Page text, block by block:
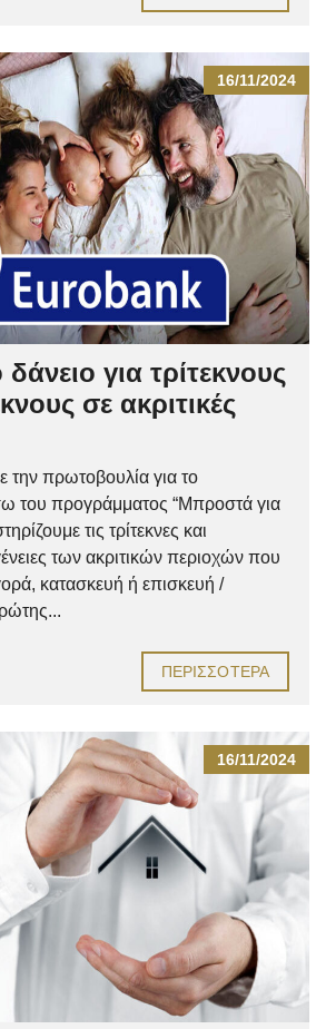
16/11/2024
δάνειο για τρίτεκνους
σε ακριτικές
την πρωτοβουλία για το
του προγράμματος “Μπροστά για
τις τρίτεκνες και
των ακριτικών περιοχών που
κατασκευή ή επισκευή /
ΠΕΡΙΣΣΌΤΕΡΑ
16/11/2024